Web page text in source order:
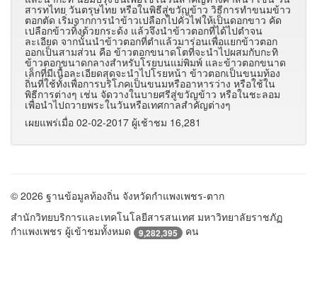
สารทไทย วันตรุษไทย หรือในพิธีสู่ขวัญข้าว วิธีการทำขนมข้าว
ตอกตัด เริ่มจากการนำข้าวเปลือกไปคั่วไฟให้เป็นดอกขาว คัด
เปลือกข้าวทิ้งด้วยกระด้ง แล้วจึงนำข้าวตอกที่ได้ไปตำจน
ละเอียด จากนั้นนำข้าวตอกที่ตำแล้วมาร่อนเพื่อแยกข้าวตอก
ออกเป็นสามส่วน คือ ข้าวตอกขนาดโตที่จะนำไปผสมกับกะทิ
ข้าวตอกขนาดกลางสำหรับโรยบนแม่พิมพ์ และข้าวตอกขนาด
เล็กที่มีเนื้อละเอียดสุดจะนำไปโรยหน้า ข้าวตอกเป็นขนมท้อง
ถิ่นที่ใช้ทั้งเพื่อการบริโภคเป็นขนมหรืออาหารว่าง หรือใช้ใน
พิธีการต่างๆ เช่น จัดวางในบายศรีสู่ขวัญข้าว หรือในชะลอม
เพื่อนำไปถวายพระในวันหรือเทศกาลสำคัญต่างๆ
เผยแพร่เมื่อ 02-02-2017 ผู้เช้าชม 16,281
© 2026 ฐานข้อมูลท้องถิ่น จังหวัดกำแพงเพชร-ตาก
สำนักวิทยบริการและเทคโนโลยีสารสนเทศ มหาวิทยาลัยราชภัฏ
กำแพงเพชร ผู้เข้าชมทั้งหมด
9,282,395 คน